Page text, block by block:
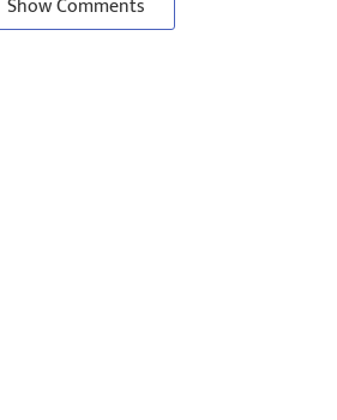
Show Comments